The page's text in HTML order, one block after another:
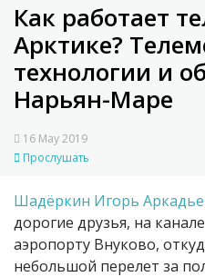
Как работает
Арктике?
технологии и
Нарьян-Маре
16 May 2019
Прослушать
Шадёркин Игорь
дорогие друзья, на
аэропорту Внуково,
небольшой перелет за